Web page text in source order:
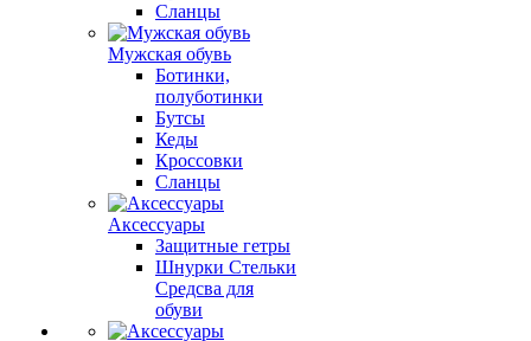
Сланцы
Мужская обувь
Ботинки,
полуботинки
Бутсы
Кеды
Кроссовки
Сланцы
Аксессуары
Защитные гетры
Шнурки Стельки
Средсва для
обуви